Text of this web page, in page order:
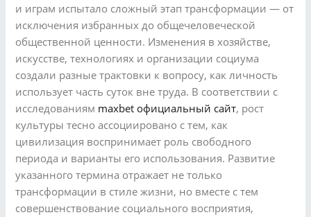
и играм испытало сложный этап трансформации — от
исключения избранных до общечеловеческой
общественной ценности. Изменения в хозяйстве,
искусстве, технологиях и организации социума
создали разные трактовки к вопросу, как личность
использует часть суток вне труда. В соответствии с
исследованиям maxbet официальный сайт, рост
культуры тесно ассоциировано с тем, как
цивилизация воспринимает роль свободного
периода и варианты его использования. Развитие
указанного термина отражает не только
трансформации в стиле жизни, но вместе с тем
совершенствование социального восприятия,